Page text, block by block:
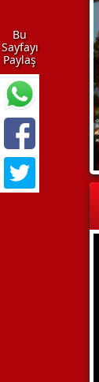
Bu
Sayfayı
Paylaş